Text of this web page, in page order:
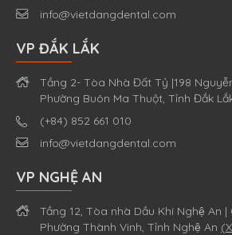
info@vietdangdental.com
VP ĐẮK LẮK
Tầng 2- Tòa Nhà Đất Tỷ |198
Phường Buôn Ma Thuột, Tỉnh Đắk
(+84) 852 661 010
info@vietdangdental.com
VP NGHỆ AN
Tầng 12, Tòa nhà Dầu Khí Nghệ An
Phường Thành Vinh, Tỉnh Nghệ An